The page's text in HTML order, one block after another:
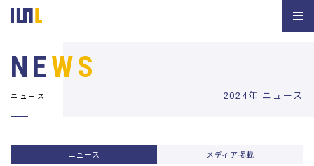
2024年 ニュース
NEWS
ニュース
ニュース メディア掲載